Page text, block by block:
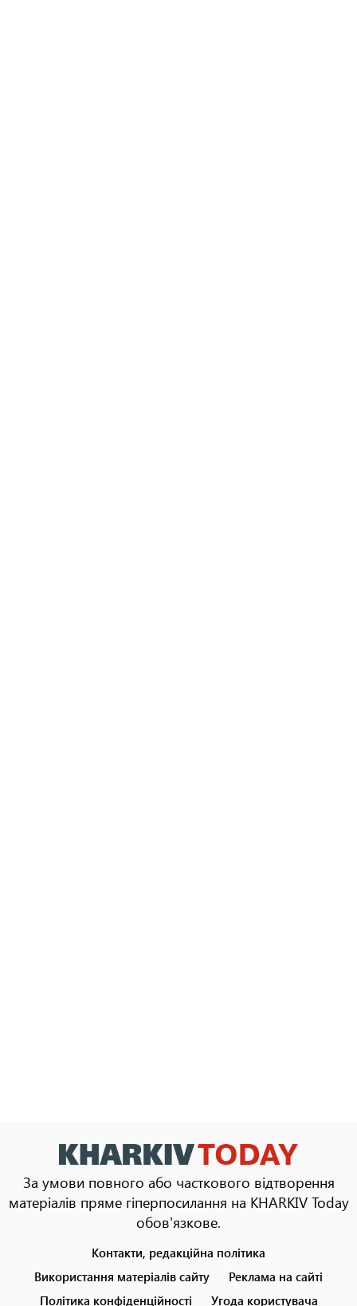
За умови повного або часткового відтворення
матеріалів пряме гіперпосилання на KHARKIV Today
обов'язкове.
menu
Контакти, редакційна політика
Використання матеріалів сайту
Реклама на сайті
Політика конфіденційності
Угода користувача